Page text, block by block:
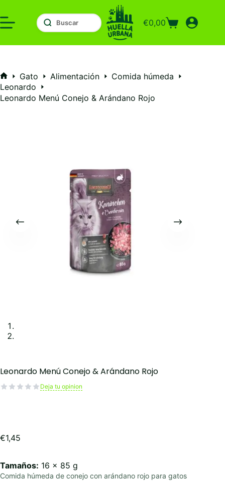
al
contenido
Carro
compra
€0,00
Inicio
Gato Alimentación
Comida húmeda
Leonardo
Leonardo Menú Conejo & Arándano Rojo
Leonardo Menú Conejo & Arándano Rojo
Deja tu opinion
€1,45
Tamaños: 16 x 85 g
Comida húmeda de conejo con arándano rojo para gatos